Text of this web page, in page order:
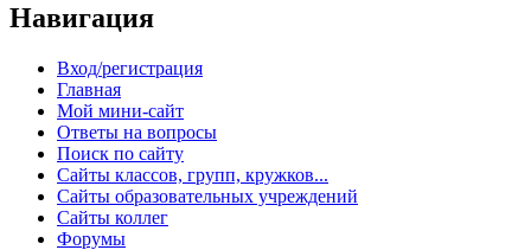
Навигация
Вход/регистрация
Главная
Мой мини-сайт
Ответы на вопросы
Поиск по сайту
Сайты классов, групп, кружков...
Сайты образовательных учреждений
Сайты коллег
Форумы